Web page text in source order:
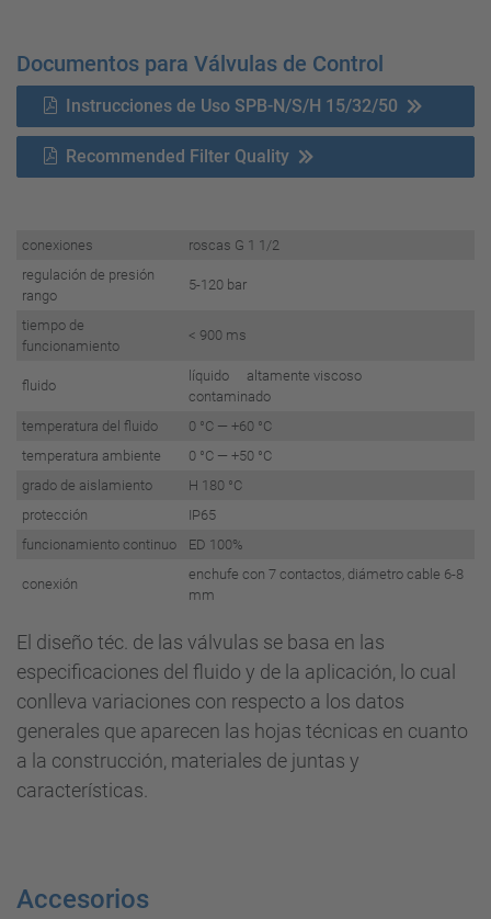
Documentos para Válvulas de Control
Instrucciones de Uso SPB-N/S/H 15/32/50
Recommended Filter Quality
conexiones
roscas G 1 1/2
regulación de presión
rango
5-120 bar
tiempo de
funcionamiento
< 900 ms
fluido
líquido altamente viscoso
contaminado
temperatura del fluido
0 °C — +60 °C
temperatura ambiente
0 °C — +50 °C
grado de aislamiento
H 180 °C
protección
IP65
funcionamiento continuo
ED 100%
conexión
enchufe con 7 contactos, diámetro cable 6-8
mm
El diseño téc. de las válvulas se basa en las
especificaciones del fluido y de la aplicación, lo cual
conlleva variaciones con respecto a los datos
generales que aparecen las hojas técnicas en cuanto
a la construcción, materiales de juntas y
características.
Accesorios